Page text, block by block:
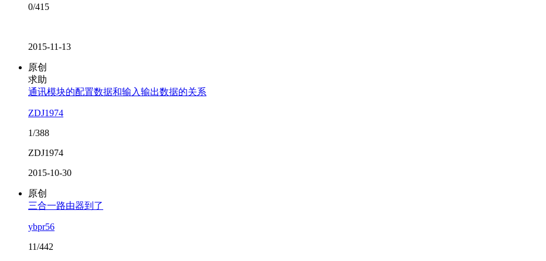
0/415
2015-11-13
原创
求助
通讯模块的配置数据和输入输出数据的关系
ZDJ1974
1/388
ZDJ1974
2015-10-30
原创
三合一路由器到了
ybpr56
11/442